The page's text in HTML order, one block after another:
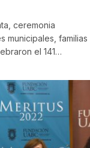
ceremonia
municipales, familias
el 141…